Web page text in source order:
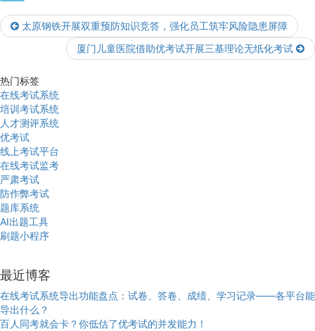
太原钢铁开展双重预防知识竞答，强化员工筑牢风险隐患屏障
厦门儿童医院借助优考试开展三基理论无纸化考试
热门标签
在线考试系统
培训考试系统
人才测评系统
优考试
线上考试平台
在线考试监考
严肃考试
防作弊考试
题库系统
AI出题工具
刷题小程序
最近博客
在线考试系统导出功能盘点：试卷、答卷、成绩、学习记录——各平台能
导出什么？
百人同考就会卡？你低估了优考试的并发能力！